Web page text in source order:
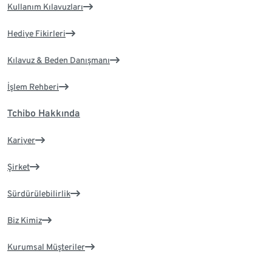
Kullanım Kılavuzları
Hediye Fikirleri
Kılavuz & Beden Danışmanı
İşlem Rehberi
Tchibo Hakkında
Kariyer
Şirket
Sürdürülebilirlik
Biz Kimiz
Kurumsal Müşteriler